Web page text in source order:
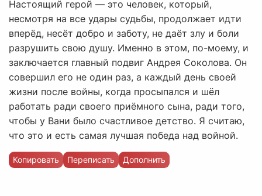
Настоящий герой — это человек, который,
несмотря на все удары судьбы, продолжает идти
вперёд, несёт добро и заботу, не даёт злу и боли
разрушить свою душу. Именно в этом, по-моему, и
заключается главный подвиг Андрея Соколова. Он
совершил его не один раз, а каждый день своей
жизни после войны, когда просыпался и шёл
работать ради своего приёмного сына, ради того,
чтобы у Вани было счастливое детство. Я считаю,
что это и есть самая лучшая победа над войной.
Копировать Переписать Дополнить